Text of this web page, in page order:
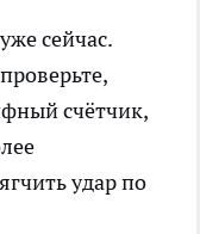
сейчас.
счётчик,
удар по